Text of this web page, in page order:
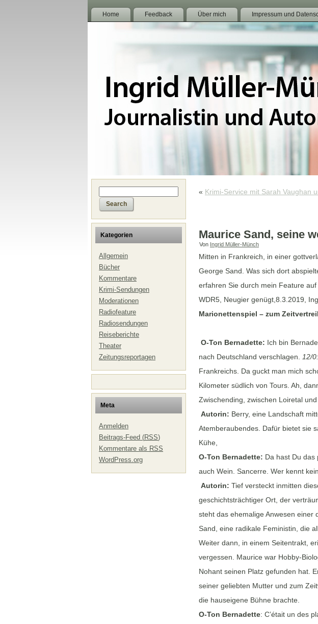
Home Feedback Über mich Impressum und
Kategorien
Allgemein
Bücher
Kommentare
Krimi-Sendungen
Moderationen
Radiofeature
Radiosendungen
Reiseberichte
Theater
Zeitungsreportagen
Meta
Anmelden
Beitrags-Feed (RSS)
Kommentare als RSS
WordPress.org
« Krimi-Service mit Sarah Vaughan
Maurice Sand, seine
Von Ingrid Müller-Münch
Mitten in Frankreich, in einer
George Sand. Was sich dort
erfahren Sie durch mein Feature
WDR5, Neugier genügt,8.3.2019,
Marionettenspiel – zum
O-Ton Bernadette: Ich bin
nach Deutschland verschlagen.
12/
Frankreichs. Da guckt man mich
Kilometer südlich von Tours. Ah,
Zwischending, zwischen Loiretal
Autorin: Berry, eine Landschaft
Atemberaubendes. Dafür bietet sie
Kühe,
O-Ton Bernadette: Da hast Du das
auch Wein. Sancerre. Wer kennt
Autorin: Tief versteckt inmitten
geschichtsträchtiger Ort, der
steht das ehemalige Anwesen
Sand, eine radikale Feministin, die
Weiter dann, in einem Seitentrakt,
vergessen. Maurice war Hobby-
Nohant seinen Platz gefunden hat.
seiner geliebten Mutter und zum
die hauseigene Bühne brachte.
O-Ton Bernadette: C’était un des